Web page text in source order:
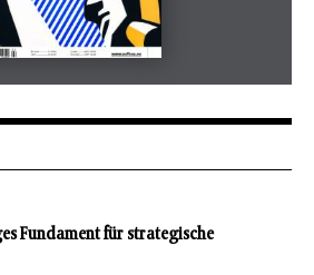
aufbau
Fundament für strategische